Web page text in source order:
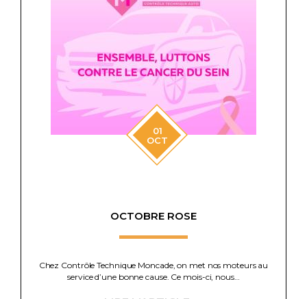
01
OCT
OCTOBRE ROSE
Chez Contrôle Technique Moncade, on met nos moteurs au
service d’une bonne cause. Ce mois-ci, nous…